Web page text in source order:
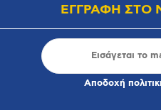
ΕΓΓΡΑΦΗ ΣΤΟ
Αποδοχή